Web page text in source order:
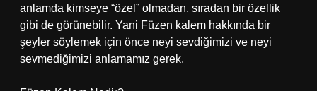
anlamda kimseye “özel” olmadan, sıradan bir özellik
gibi de görünebilir. Yani Füzen kalem hakkında bir
şeyler söylemek için önce neyi sevdiğimizi ve neyi
sevmediğimizi anlamamız gerek.